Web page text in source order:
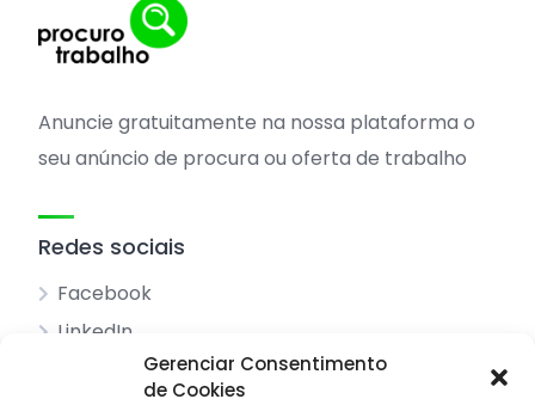
Gerenciar Consentimento
de Cookies
Anuncie gratuitamente na nossa plataforma o
seu anúncio de procura ou oferta de trabalho
Redes sociais
Facebook
LinkedIn